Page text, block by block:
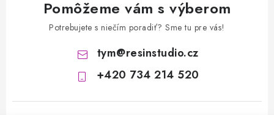
Pomôžeme vám s výberom
Potrebujete s niečím poradiť? Sme tu pre vás!
tym@resinstudio.cz
+420 734 214 520